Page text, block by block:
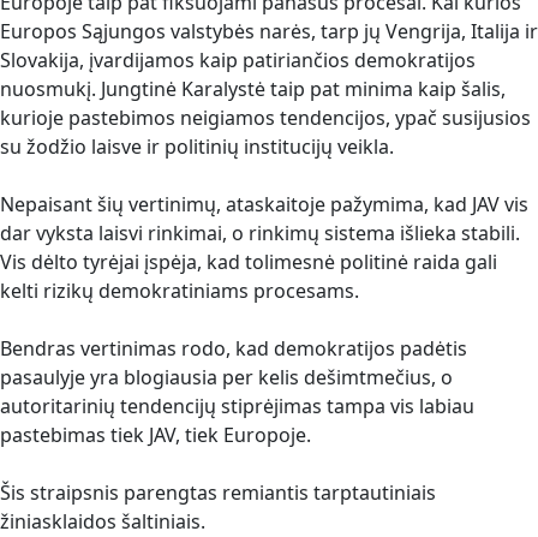
Europos Sąjungos valstybės narės, tarp jų Vengrija, Italija ir
Slovakija, įvardijamos kaip patiriančios demokratijos
nuosmukį. Jungtinė Karalystė taip pat minima kaip šalis,
kurioje pastebimos neigiamos tendencijos, ypač susijusios
su žodžio laisve ir politinių institucijų veikla.
Nepaisant šių vertinimų, ataskaitoje pažymima, kad JAV vis
dar vyksta laisvi rinkimai, o rinkimų sistema išlieka stabili.
Vis dėlto tyrėjai įspėja, kad tolimesnė politinė raida gali
kelti rizikų demokratiniams procesams.
Bendras vertinimas rodo, kad demokratijos padėtis
pasaulyje yra blogiausia per kelis dešimtmečius, o
autoritarinių tendencijų stiprėjimas tampa vis labiau
pastebimas tiek JAV, tiek Europoje.
Šis straipsnis parengtas remiantis tarptautiniais
žiniasklaidos šaltiniais.